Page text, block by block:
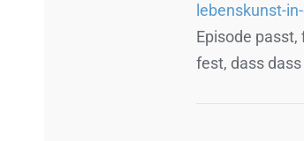
lebenskunst-
Episode
fest, dass